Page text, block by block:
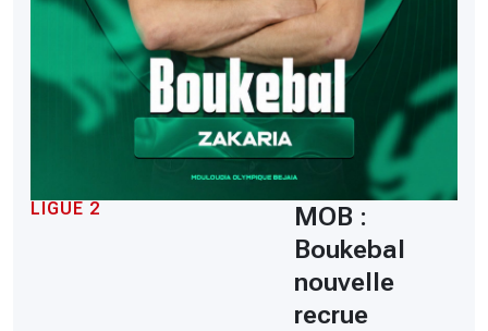
LIGUE 2
MOB :
Boukebal
nouvelle
recrue